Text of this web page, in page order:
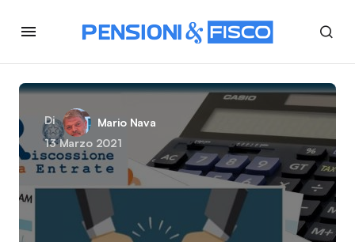
Di
Mario Nava
13 Marzo 2021